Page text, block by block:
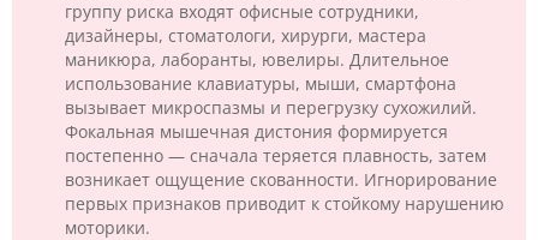
группу риска входят офисные сотрудники,
дизайнеры, стоматологи, хирурги, мастера
маникюра, лаборанты, ювелиры. Длительное
использование клавиатуры, мыши, смартфона
вызывает микроспазмы и перегрузку сухожилий.
Фокальная мышечная дистония формируется
постепенно — сначала теряется плавность, затем
возникает ощущение скованности. Игнорирование
первых признаков приводит к стойкому нарушению
моторики.